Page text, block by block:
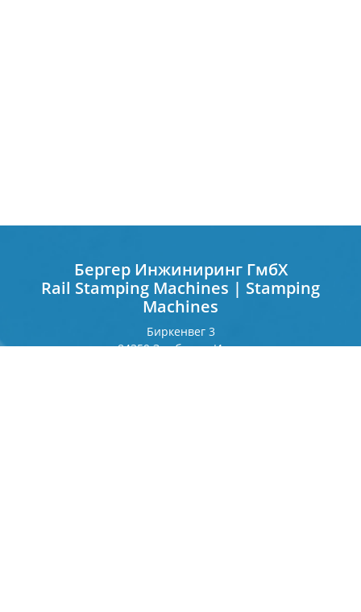
Бергер Инжиниринг ГмбХ
Rail Stamping Machines | Stamping
Machines
Биркенвег 3
84359 Зимбах на Инне